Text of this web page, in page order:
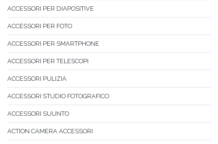
ACCESSORI PER DIAPOSITIVE
ACCESSORI PER FOTO
ACCESSORI PER SMARTPHONE
ACCESSORI PER TELESCOPI
ACCESSORI PULIZIA
ACCESSORI STUDIO FOTOGRAFICO
ACCESSORI SUUNTO
ACTION CAMERA ACCESSORI